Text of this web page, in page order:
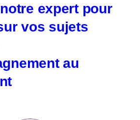
expert pour
vos sujets
au